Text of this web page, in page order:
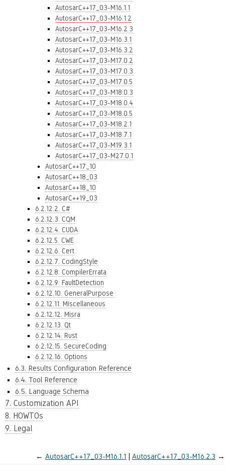
AutosarC++17_03-M16.1.1
AutosarC++17_03-M16.1.2
AutosarC++17_03-M16.2.3
AutosarC++17_03-M16.3.1
AutosarC++17_03-M16.3.2
AutosarC++17_03-M17.0.2
AutosarC++17_03-M17.0.3
AutosarC++17_03-M17.0.5
AutosarC++17_03-M18.0.3
AutosarC++17_03-M18.0.4
AutosarC++17_03-M18.0.5
AutosarC++17_03-M18.2.1
AutosarC++17_03-M18.7.1
AutosarC++17_03-M19.3.1
AutosarC++17_03-M27.0.1
AutosarC++17_10
AutosarC++18_03
AutosarC++18_10
AutosarC++19_03
6.2.12.2. C#
6.2.12.3. CQM
6.2.12.4. CUDA
6.2.12.5. CWE
6.2.12.6. Cert
6.2.12.7. CodingStyle
6.2.12.8. CompilerErrata
6.2.12.9. FaultDetection
6.2.12.10. GeneralPurpose
6.2.12.11. Miscellaneous
6.2.12.12. Misra
6.2.12.13. Qt
6.2.12.14. Rust
6.2.12.15. SecureCoding
6.2.12.16. Options
6.3. Results Configuration Reference
6.4. Tool Reference
6.5. Language Schema
7. Customization API
8. HOWTOs
9. Legal
← AutosarC++17_03-M16.1.1 AutosarC++17_03-M16.2.3 →